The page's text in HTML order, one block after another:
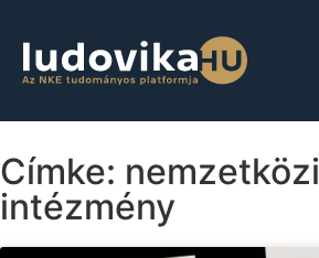
Címke: nemzetközi
intézmény